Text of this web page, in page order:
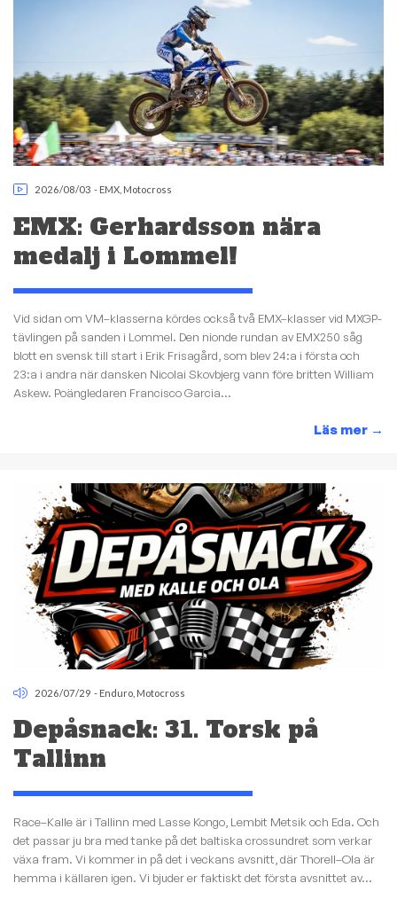
2026/08/03 - EMX Motocross
EMX: Gerhardsson nära
medalj i Lommel!
Vid sidan om VM–klasserna kördes också två EMX–klasser vid MXGP-
tävlingen på sanden i Lommel. Den nionde rundan av EMX250 såg
blott en svensk till start i Erik Frisagård, som blev 24:a i första och
23:a i andra när dansken Nicolai Skovbjerg vann före britten William
Askew. Poängledaren Francisco Garcia...
Läs mer →
2026/07/29 - Enduro Motocross
Depåsnack: 31. Torsk på
Tallinn
Race–Kalle är i Tallinn med Lasse Kongo, Lembit Metsik och Eda. Och
det passar ju bra med tanke på det baltiska crossundret som verkar
växa fram. Vi kommer in på det i veckans avsnitt, där Thorell–Ola är
hemma i källaren igen. Vi bjuder er faktiskt det första avsnittet av...